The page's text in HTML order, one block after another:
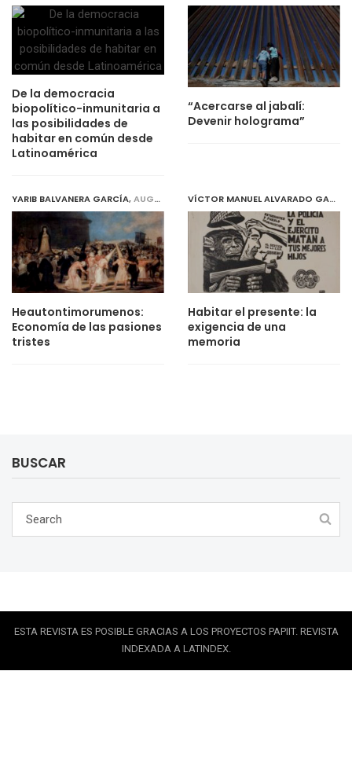
De la democracia
biopolítico-inmunitaria a
las posibilidades de
habitar en común desde
Latinoamérica
“Acercarse al jabalí:
Devenir holograma”
YARIB BALVANERA GARCÍA,AUGUST 1, 2019
Heautontimorumenos:
Economía de las pasiones
tristes
VÍCTOR MANUEL ALVARADO GARCÍA
Habitar el presente: la
exigencia de una
memoria
BUSCAR
ESTA REVISTA ES POSIBLE GRACIAS A LOS PROYECTOS PAPIIT. REVISTA
INDEXADA A LATINDEX.